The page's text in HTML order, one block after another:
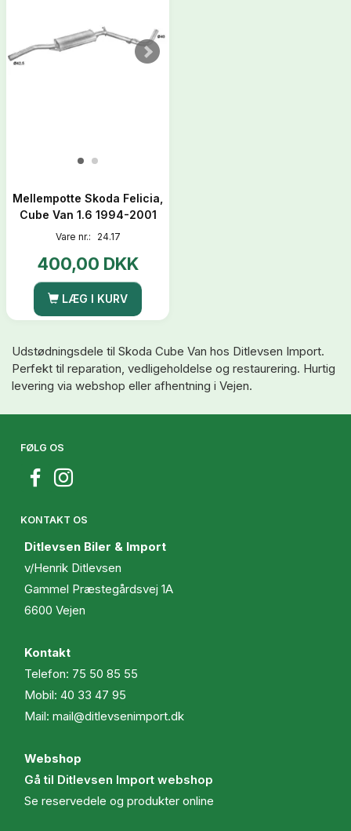
Mellempotte Skoda Felicia,
Cube Van 1.6 1994-2001
Vare nr.: 24.17
400,00 DKK
LÆG I KURV
Udstødningsdele til Skoda Cube Van hos Ditlevsen Import.
Perfekt til reparation, vedligeholdelse og restaurering. Hurtig
levering via webshop eller afhentning i Vejen.
FØLG OS
KONTAKT OS
Ditlevsen Biler & Import
v/Henrik Ditlevsen
Gammel Præstegårdsvej 1A
6600 Vejen
Kontakt
Telefon: 75 50 85 55
Mobil: 40 33 47 95
Mail: mail@ditlevsenimport.dk
Webshop
Gå til Ditlevsen Import webshop
Se reservedele og produkter online